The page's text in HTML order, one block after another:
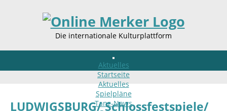
Die internationale Kulturplattform
Aktuelles
Startseite
Aktuelles
Spielpläne
Tanz-News
LUDWIGSBURG/ Schlossfestspiele/